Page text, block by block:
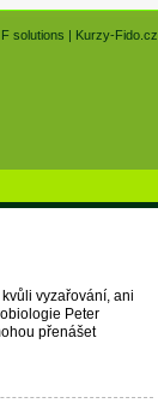
F solutions | Kurzy-Fido.cz
vyzařování, ani
Peter
přenášet